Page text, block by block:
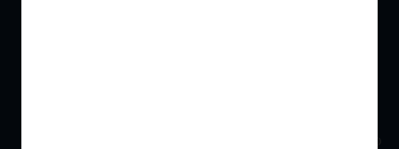
Москва и МО